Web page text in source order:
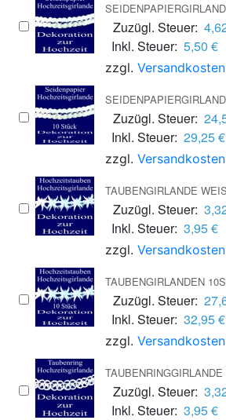
Zuzügl. Steuer:
Inkl. Steuer: 5,50 €
zzgl. Versandkosten
Zuzügl. Steuer:
Inkl. Steuer: 29,25 €
zzgl. Versandkosten
TAUBENGIRLANDE WEISS
Zuzügl. Steuer:
Inkl. Steuer: 3,95 €
zzgl. Versandkosten
TAUBENGIRLANDEN
Zuzügl. Steuer:
Inkl. Steuer: 32,95 €
zzgl. Versandkosten
TAUBENRINGGIRLANDE
Zuzügl. Steuer:
Inkl. Steuer: 3,95 €